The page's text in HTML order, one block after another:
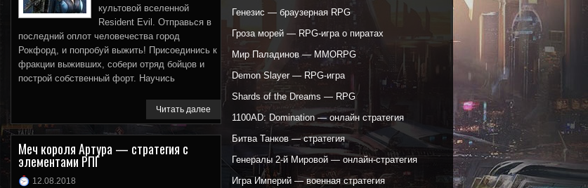
культовой вселенной
Resident Evil. Отправься в
последний оплот человечества город
Рокфорд, и попробуй выжить! Присоединись к
фракции выживших, собери отряд бойцов и
построй собственный форт. Научись
Читать далее
Меч короля Артура — стратегия с
элементами РПГ
12.08.2018
Генезис — браузерная RPG
Гроза морей — RPG-игра о пиратах
Мир Паладинов — MMORPG
Demon Slayer — RPG-игра
Shards of the Dreams — RPG
1100AD: Domination — онлайн стратегия
Битва Танков — стратегия
Генералы 2-й Мировой — онлайн-стратегия
Игра Империй — военная стратегия